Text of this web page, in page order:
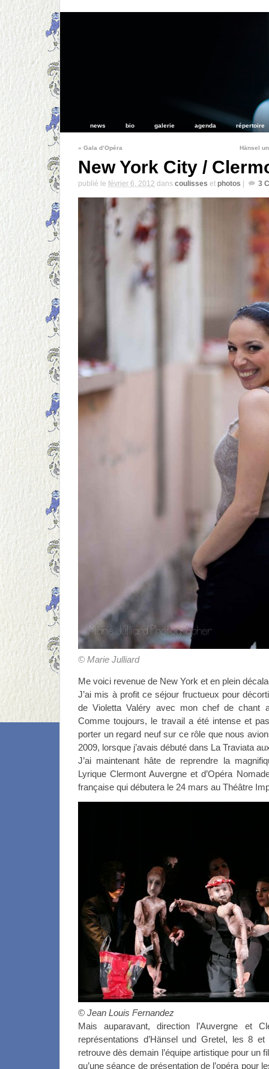
news bio galerie agenda répertoire
« Gala d’Opéra Hänsel
New York City /
publié le février 6, 2012 dans coulisses et photos 3
© Marie Julliard
Me voici revenue de New York et en plein
J’ai mis à profit ce séjour fructueux pour
de Violetta Valéry avec mon chef de chant
Comme toujours, le travail a été intense et
porter un regard neuf sur ce rôle que nous
2009, lorsque j’avais débuté dans La Traviata
J’ai maintenant hâte de reprendre la
Lyrique Clermont Auvergne et d’Opéra
française qui débutera le 24 mars au Théâtre
© Jean Louis Fernandez
Mais auparavant, direction l’Auvergne et
représentations d’Hänsel und Gretel, les 8
retrouve dès demain l’équipe artistique pour un
qu’une séance de présentation de l’opéra pour